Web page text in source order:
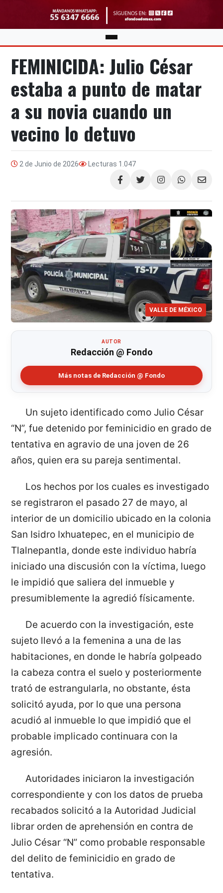
FEMINICIDA: Julio César
estaba a punto de matar
a su novia cuando un
vecino lo detuvo
2 de Junio de 2026 Lecturas 1.047
Compartir
VALLE DE MÉXICO
AUTOR
Redacción @ Fondo
Más notas de Redacción @ Fondo
Un sujeto identificado como Julio César
“N”, fue detenido por feminicidio en grado de
tentativa en agravio de una joven de 26
años, quien era su pareja sentimental.
Los hechos por los cuales es investigado
se registraron el pasado 27 de mayo, al
interior de un domicilio ubicado en la colonia
San Isidro Ixhuatepec, en el municipio de
Tlalnepantla, donde este individuo habría
iniciado una discusión con la víctima, luego
le impidió que saliera del inmueble y
presumiblemente la agredió físicamente.
De acuerdo con la investigación, este
sujeto llevó a la femenina a una de las
habitaciones, en donde le habría golpeado
la cabeza contra el suelo y posteriormente
trató de estrangularla, no obstante, ésta
solicitó ayuda, por lo que una persona
acudió al inmueble lo que impidió que el
probable implicado continuara con la
agresión.
Autoridades iniciaron la investigación
correspondiente y con los datos de prueba
recabados solicitó a la Autoridad Judicial
librar orden de aprehensión en contra de
Julio César “N” como probable responsable
del delito de feminicidio en grado de
tentativa.